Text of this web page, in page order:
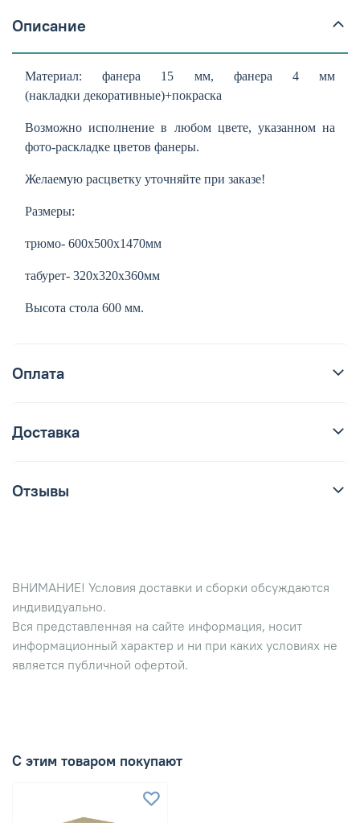
Описание
Материал: фанера 15 мм, фанера 4 мм
(накладки декоративные)+покраска
Возможно исполнение в любом цвете, указанном на
фото-раскладке цветов фанеры.
Желаемую расцветку уточняйте при заказе!
Размеры:
трюмо- 600х500х1470мм
табурет- 320х320х360мм
Высота стола 600 мм.
Оплата
Доставка
Отзывы
ВНИМАНИЕ! Условия доставки и сборки обсуждаются
индивидуально.
Вся представленная на сайте информация, носит
информационный характер и ни при каких условиях не
является публичной офертой.
С этим товаром покупают